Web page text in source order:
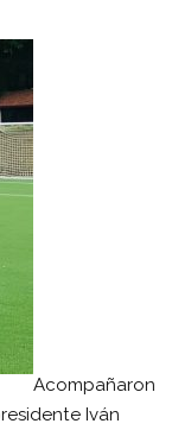
Acompañaron
Iván